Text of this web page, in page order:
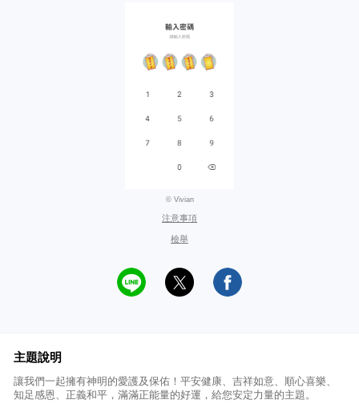
© Vivian
注意事項
檢舉
主題說明
讓我們一起擁有神明的愛護及保佑！平安健康、吉祥如意、順心喜樂、
知足感恩、正義和平，滿滿正能量的好運，給您安定力量的主題。